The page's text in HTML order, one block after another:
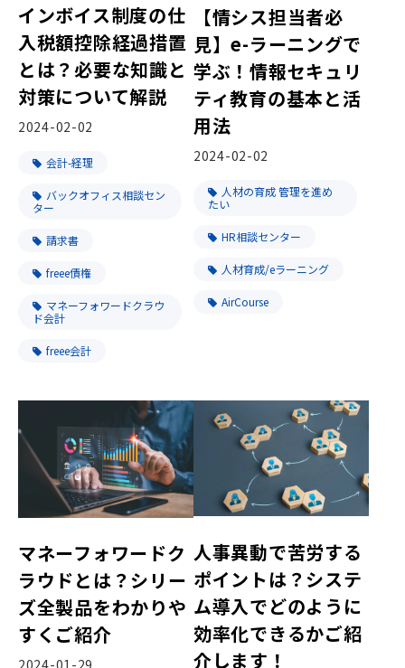
インボイス制度の仕
入税額控除経過措置
とは？必要な知識と
対策について解説
2024-02-02
会計-経理
バックオフィス相談セン
ター
請求書
freee債権
マネーフォワードクラウ
ド会計
freee会計
【情シス担当者必
見】e-ラーニングで
学ぶ！情報セキュリ
ティ教育の基本と活
用法
2024-02-02
人材の育成 管理を進め
たい
HR相談センター
人材育成/eラーニング
AirCourse
マネーフォワードク
ラウドとは？シリー
ズ全製品をわかりや
すくご紹介
2024-01-29
人事異動で苦労する
ポイントは？システ
ム導入でどのように
効率化できるかご紹
介します！